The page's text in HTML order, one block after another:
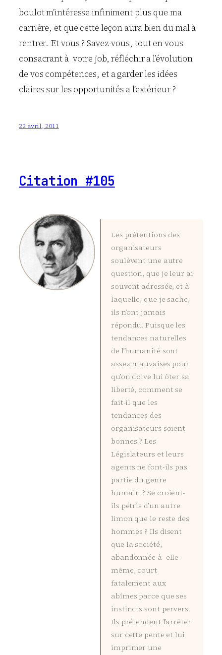
boulot m’intéresse infiniment plus que ma
carrière, et que cette leçon aura bien du mal à
rentrer. Et vous ? Savez-vous, tout en vous
consacrant à votre job, réfléchir a l’évolution
de vos compétences, et a garder les idées
claires sur les opportunités a l’extérieur ?
22 avril, 2011
Citation #105
Les prétentions des
organisateurs
soulèvent une autre
question, que je leur ai
souvent adressée, et à
laquelle, que je sache,
ils n’ont jamais
répondu. Puisque les
tendances naturelles
de l’humanité sont
assez mauvaises pour
qu’on doive lui ôter sa
liberté, comment se
fait-il que les
tendances des
organisateurs soient
bonnes ? Les
Législateurs et leurs
agents ne font-ils pas
partie du genre
humain ? Se croient-
ils pétris d’un autre
limon que le reste des
hommes ? Ils disent
que la société,
abandonnée à elle-
même, court
fatalement aux
abîmes parce que ses
instincts sont pervers.
Ils prétendent l’arrêter
sur cette pente et lui
imprimer une